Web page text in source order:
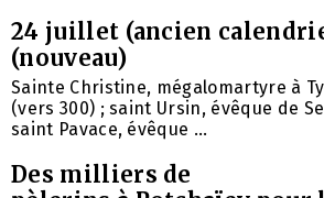
24 juillet (ancien
(nouveau)
Sainte Christine, mégalomartyre à
(vers 300) ; saint Ursin, évêque de
saint Pavace, évêque ...
Des milliers de